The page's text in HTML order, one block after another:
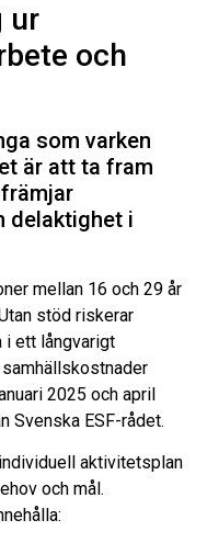
ur
och
som varken
är att ta fram
delaktighet i
mellan 16 och 29 år
stöd riskerar
i ett långvarigt
2025 och april
Svenska ESF-rådet.
aktivitetsplan
och mål.